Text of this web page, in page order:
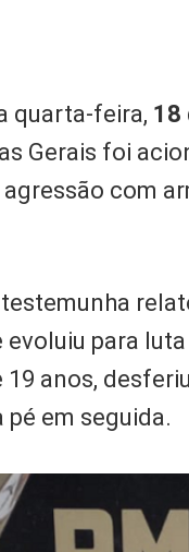
quarta-feira, 18
Gerais foi
com
evoluiu para
19 anos,
pé em seguida.